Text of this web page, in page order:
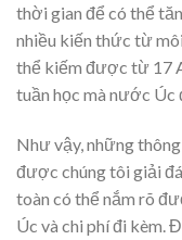
thời gian để có thể
nhiều kiến thức từ
thể kiếm được từ 17
tuần học mà nước Úc
Như vậy, những
được chúng tôi giải
toàn có thể nắm rõ
Úc và chi phí đi kèm.